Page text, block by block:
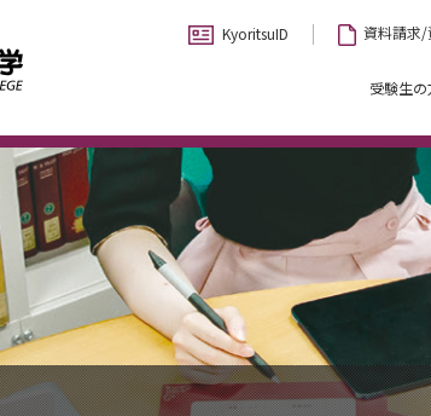
KyoritsuID 資料請求/
受験生の